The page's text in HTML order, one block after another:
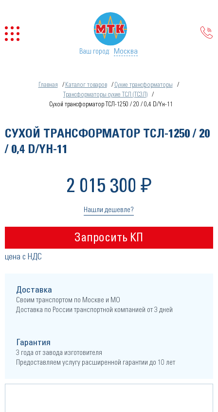
Ваш город: Москва
Главная Каталог товаров
Сухие трансформаторы
Трансформаторы сухие ТСЛ (ТСЗЛ)
Сухой трансформатор ТСЛ-1250 / 20 / 0,4 D/Yн-11
СУХОЙ ТРАНСФОРМАТОР ТСЛ-1250 / 20
/ 0,4 D/YН-11
2 015 300 ₽
Нашли дешевле?
Запросить КП
цена с НДС
Доставка
Своим транспортом по Москве и МО
Доставка по России транспортной компанией от 3 дней
Гарантия
3 года от завода изготовителя
Предоставляем услугу расширенной гарантии до 10 лет